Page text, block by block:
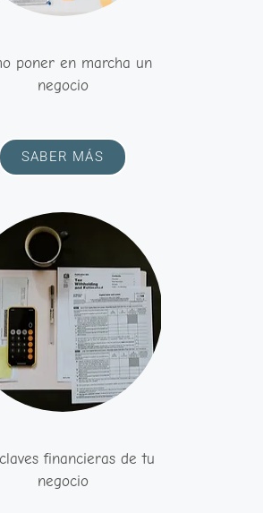
poner en marcha un
negocio
SABER MÁS
financieras de tu
negocio